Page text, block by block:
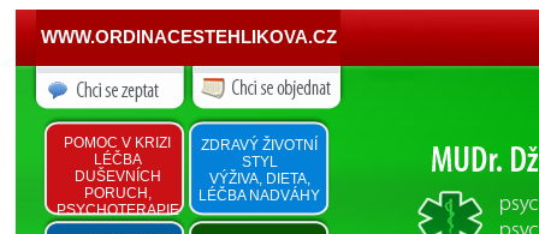
WWW.ORDINACESTEHLIKOVA.CZ
POMOC V KRIZI
LÉČBA
DUŠEVNÍCH
PORUCH,
PSYCHOTERAPIE
ZDRAVÝ ŽIVOTNÍ
STYL
VÝŽIVA, DIETA,
LÉČBA NADVÁHY